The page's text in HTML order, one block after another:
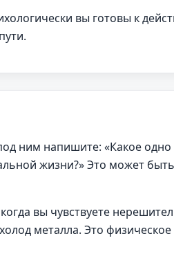
вы готовы к
ним напишите: «Какое
жизни?» Это может
вы чувствуете
металла. Это